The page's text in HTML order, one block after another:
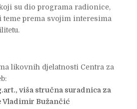
su dio programa radionice,
prema svojim interesima
likovnih djelatnosti Centra za
viša stručna suradnica za
Vladimir Bužančić